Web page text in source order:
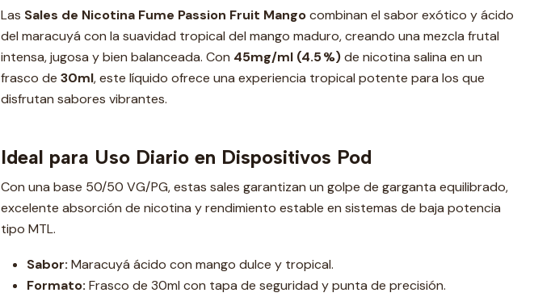
Las Sales de Nicotina Fume Passion Fruit Mangocombinan el sabor exótico y ácido
del maracuyá con la suavidad tropical del mango maduro, creando una mezcla frutal
intensa, jugosa y bien balanceada. Con 45mg/ml (4.5 %)de nicotina salina en un
frasco de 30ml, este líquido ofrece una experiencia tropical potente para los que
disfrutan sabores vibrantes.
Ideal para Uso Diario en Dispositivos Pod
Con una base 50/50 VG/PG, estas sales garantizan un golpe de garganta equilibrado,
excelente absorción de nicotina y rendimiento estable en sistemas de baja potencia
tipo MTL.
Sabor: Maracuyá ácido con mango dulce y tropical.
Formato: Frasco de 30ml con tapa de seguridad y punta de precisión.